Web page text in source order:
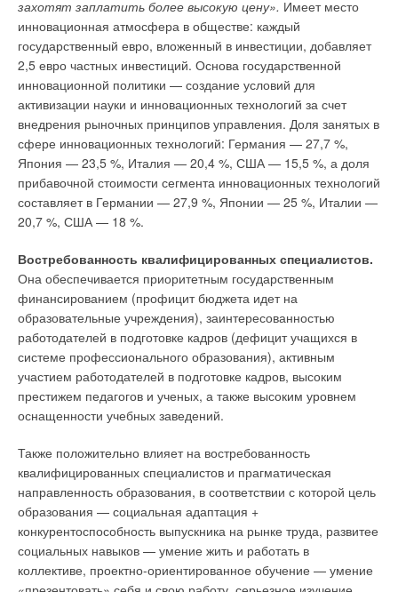
захотят заплатить более высокую цену». Имеет место
инновационная атмосфера в обществе: каждый
государственный евро, вложенный в инвестиции, добавляет
2,5 евро частных инвестиций. Основа государственной
инновационной политики — создание условий для
активизации науки и инновационных технологий за счет
внедрения рыночных принципов управления. Доля занятых в
сфере инновационных технологий: Германия — 27,7 %,
Япония — 23,5 %, Италия — 20,4 %, США — 15,5 %, а доля
прибавочной стоимости сегмента инновационных технологий
составляет в Германии — 27,9 %, Японии — 25 %, Италии —
20,7 %, США — 18 %.
Востребованность квалифицированных специалистов.
Она обеспечивается приоритетным государственным
финансированием (профицит бюджета идет на
образовательные учреждения), заинтересованностью
работодателей в подготовке кадров (дефицит учащихся в
системе профессионального образования), активным
участием работодателей в подготовке кадров, высоким
престижем педагогов и ученых, а также высоким уровнем
оснащенности учебных заведений.
Также положительно влияет на востребованность
квалифицированных специалистов и прагматическая
направленность образования, в соответствии с которой цель
образования — социальная адаптация +
конкурентоспособность выпускника на рынке труда, развитее
социальных навыков — умение жить и работать в
коллективе, проектно-ориентированное обучение — умение